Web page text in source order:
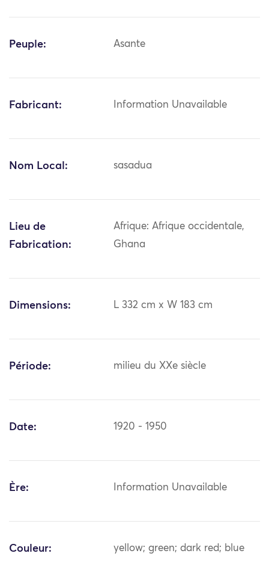
Peuple: Asante
Fabricant: Information Unavailable
Nom Local: sasadua
Lieu de
Fabrication:
Afrique: Afrique occidentale,
Ghana
Dimensions: L 332 cm x W 183 cm
Période: milieu du XXe siècle
Date: 1920 - 1950
Ère: Information Unavailable
Couleur: yellow; green; dark red; blue